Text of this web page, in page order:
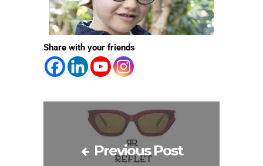
Share with your friends
Previous Post